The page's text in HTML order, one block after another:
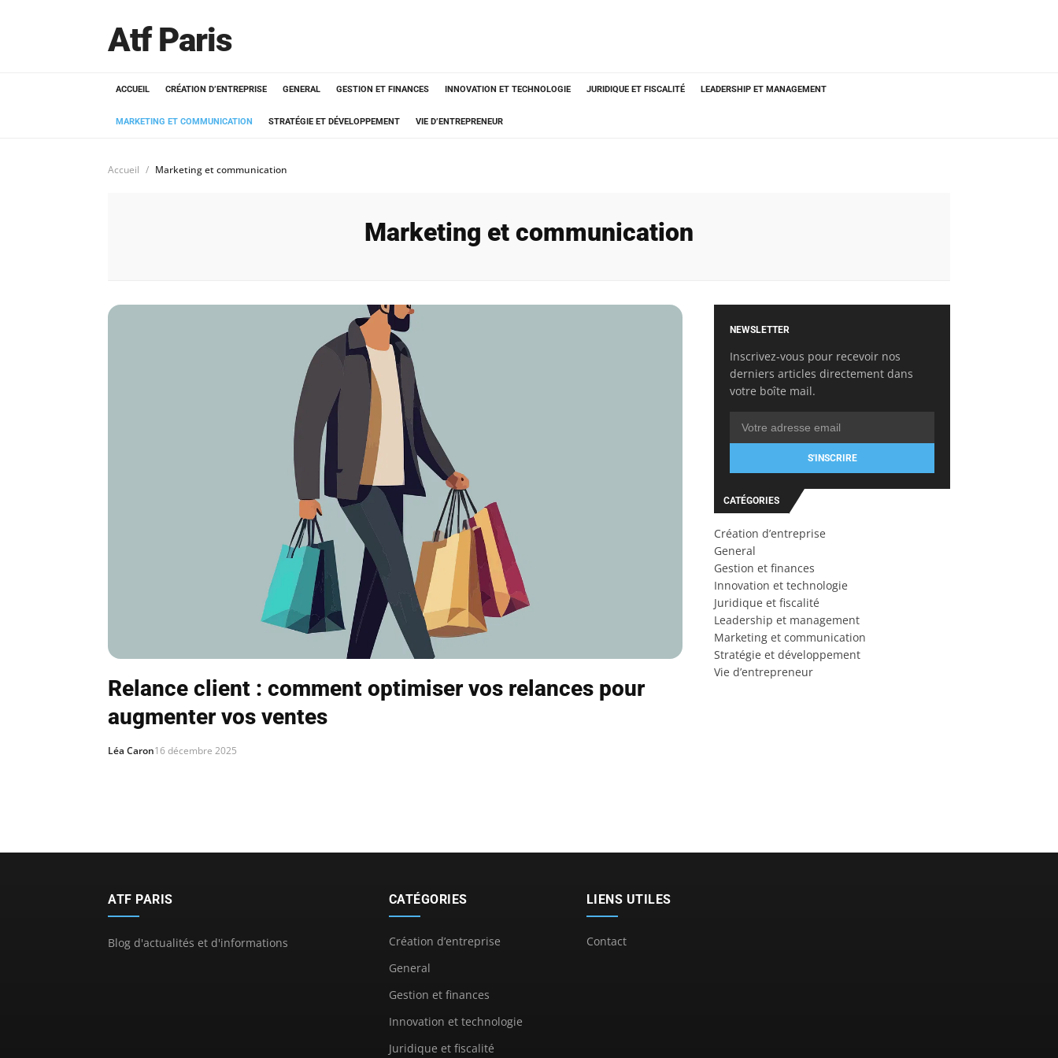
Atf Paris
ACCUEIL CRÉATION D’ENTREPRISE GENERAL GESTION ET FINANCES INNOVATION ET TECHNOLOGIE JURIDIQUE ET FISCALITÉ LEADERSHIP ET MANAGEMENT
MARKETING ET COMMUNICATION STRATÉGIE ET DÉVELOPPEMENT VIE D’ENTREPRENEUR
Accueil Marketing et communication
Marketing et communication
Relance client : comment optimiser vos relances pour
augmenter vos ventes
Léa Caron16 décembre 2025
NEWSLETTER
Inscrivez-vous pour recevoir nos
derniers articles directement dans
votre boîte mail.
S'INSCRIRE
CATÉGORIES
Création d’entreprise
General
Gestion et finances
Innovation et technologie
Juridique et fiscalité
Leadership et management
Marketing et communication
Stratégie et développement
Vie d’entrepreneur
ATF PARIS
Blog d'actualités et d'informations
CATÉGORIES
Création d’entreprise
General
Gestion et finances
Innovation et technologie
Juridique et fiscalité
LIENS UTILES
Contact